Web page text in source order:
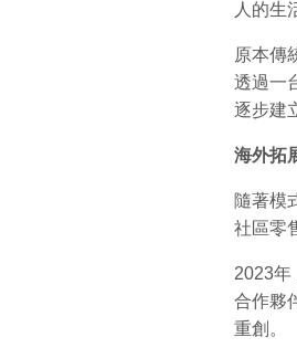
人的生
原本傳
透過一
逐步建
海外拓
隨著模
社區零
2023年
合作夥
重創。